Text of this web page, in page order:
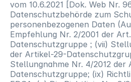
vom 10.6.2021 [Dok. Web Nr.
Datenschutzbehörde zum
personenbezogenen Daten
Empfehlung Nr. 2/2001 der
Datenschutzgruppe ; (vii)
der Artikel-29-
Stellungnahme Nr. 4/2012 der
Datenschutzgruppe; (ix)